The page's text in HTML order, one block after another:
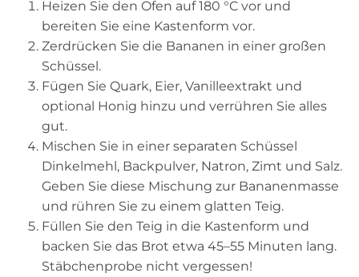
Heizen Sie den Ofen auf 180 °C vor und
bereiten Sie eine Kastenform vor.
Zerdrücken Sie die Bananen in einer großen
Schüssel.
Fügen Sie Quark, Eier, Vanilleextrakt und
optional Honig hinzu und verrühren Sie alles
gut.
Mischen Sie in einer separaten Schüssel
Dinkelmehl, Backpulver, Natron, Zimt und Salz.
Geben Sie diese Mischung zur Bananenmasse
und rühren Sie zu einem glatten Teig.
Füllen Sie den Teig in die Kastenform und
backen Sie das Brot etwa 45–55 Minuten lang.
Stäbchenprobe nicht vergessen!